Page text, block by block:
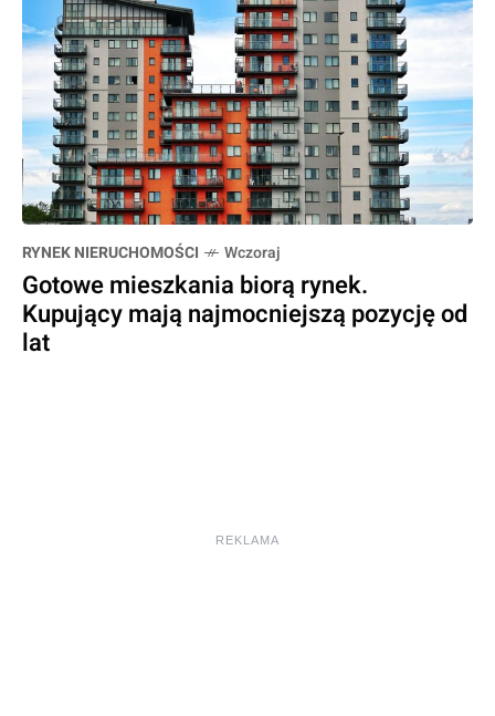
RYNEK NIERUCHOMOŚCI Wczoraj
Gotowe mieszkania biorą rynek.
Kupujący mają najmocniejszą pozycję od
lat
REKLAMA